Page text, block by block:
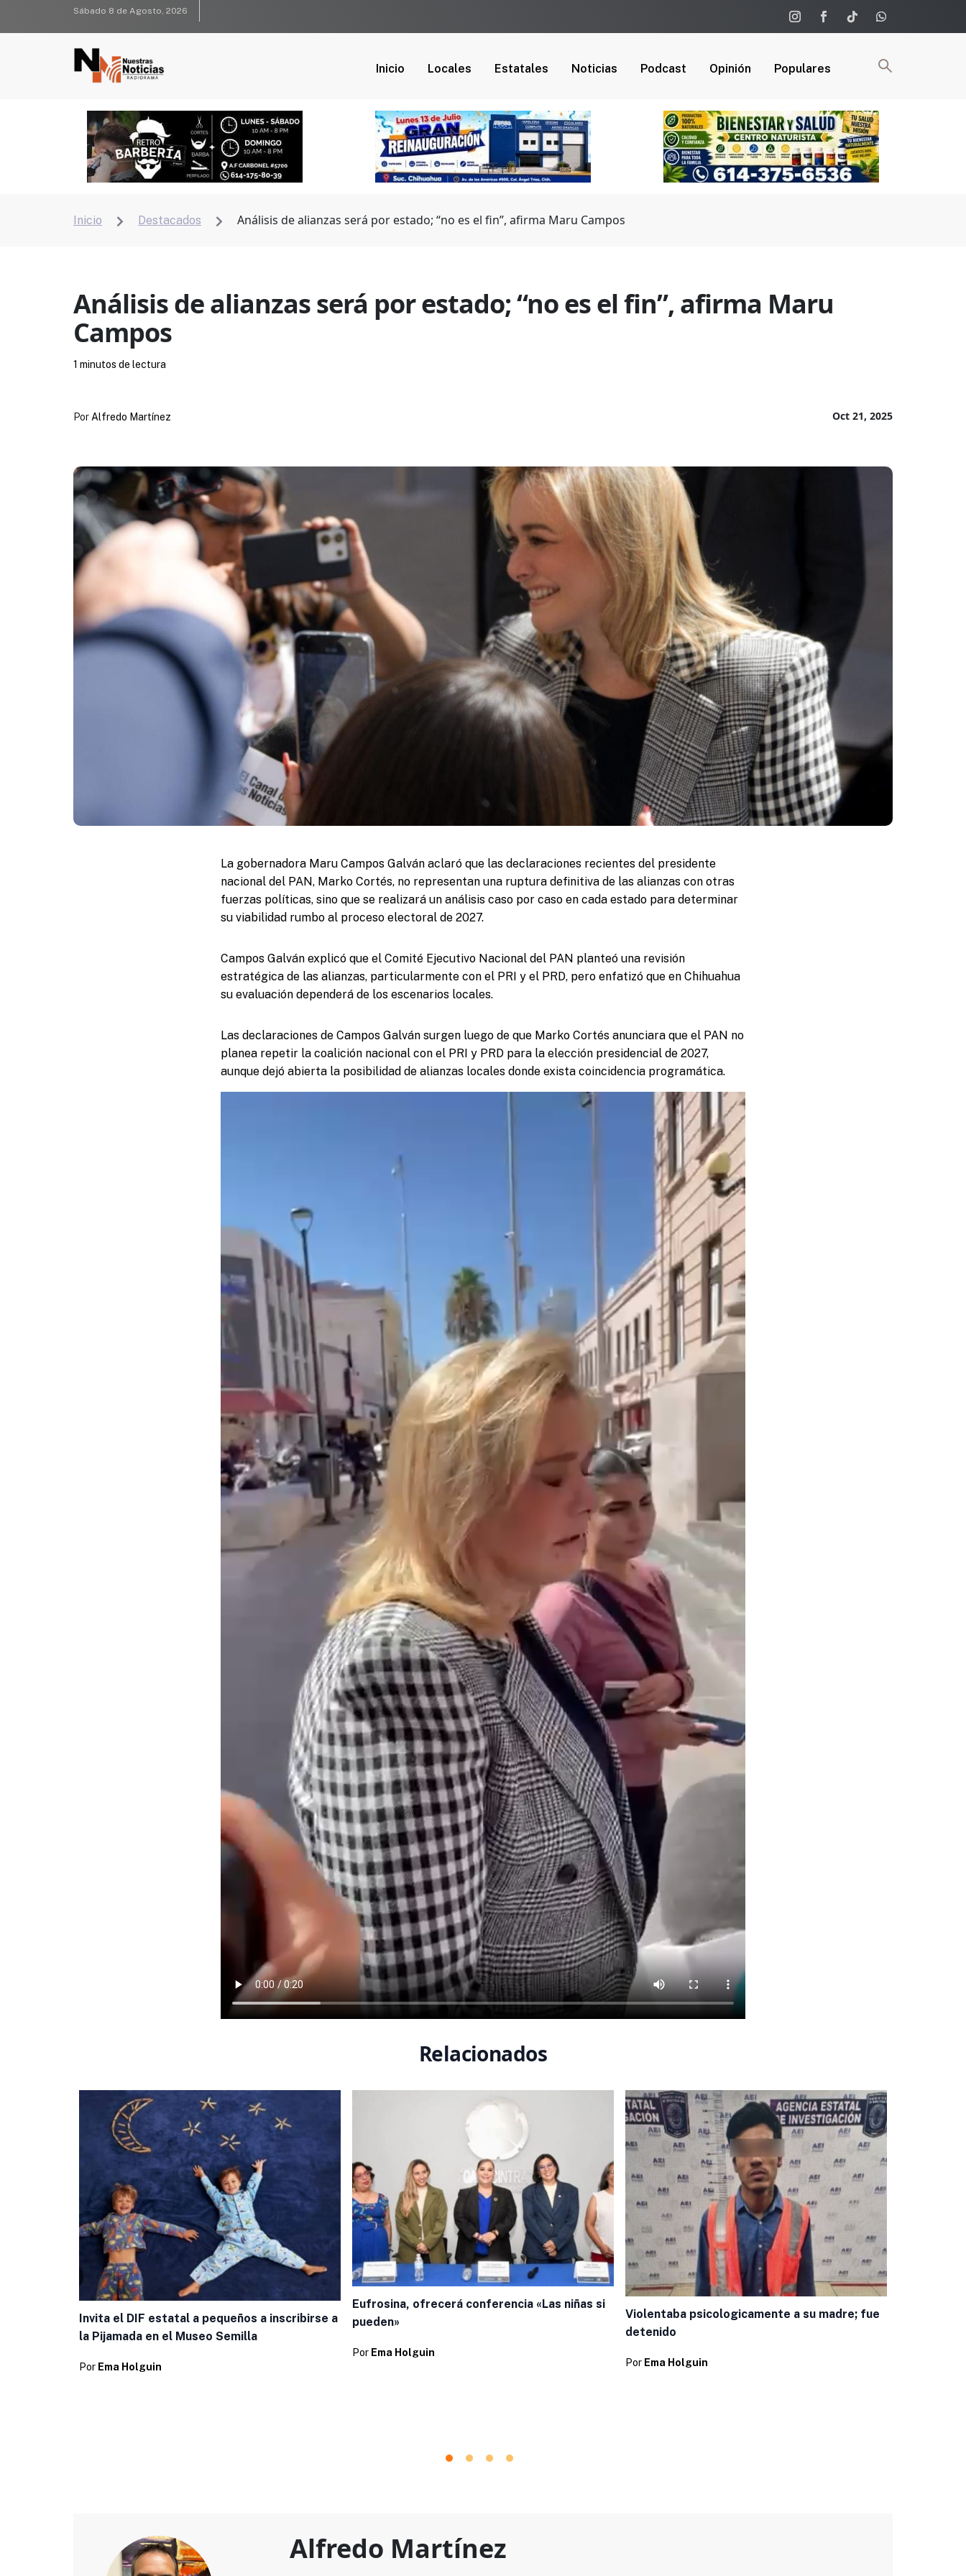
Sábado 8 de Agosto, 2026
Inicio Locales Estatales Noticias Podcast Opinión Populares
Inicio  Destacados  Análisis de alianzas será por estado; “no es el fin”, afirma Maru Campos
Análisis de alianzas será por estado; “no es el fin”, afirma Maru
Campos
Oct 21, 2025
Por Alfredo Martínez
1 minutos de lectura
La gobernadora Maru Campos Galván aclaró que las declaraciones recientes del presidente
nacional del PAN, Marko Cortés, no representan una ruptura definitiva de las alianzas con otras
fuerzas políticas, sino que se realizará un análisis caso por caso en cada estado para determinar
su viabilidad rumbo al proceso electoral de 2027.
Campos Galván explicó que el Comité Ejecutivo Nacional del PAN planteó una revisión
estratégica de las alianzas, particularmente con el PRI y el PRD, pero enfatizó que en Chihuahua
su evaluación dependerá de los escenarios locales.
Las declaraciones de Campos Galván surgen luego de que Marko Cortés anunciara que el PAN no
planea repetir la coalición nacional con el PRI y PRD para la elección presidencial de 2027,
aunque dejó abierta la posibilidad de alianzas locales donde exista coincidencia programática.
Relacionados
Invita el DIF estatal a pequeños a inscribirse a
la Pijamada en el Museo Semilla
Por Ema Holguin
Eufrosina, ofrecerá conferencia «Las niñas si
pueden»
Por Ema Holguin
Violentaba psicologicamente a su madre; fue
detenido
Por Ema Holguin
Alfredo Martínez